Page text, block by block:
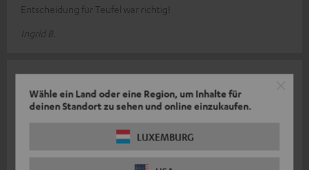
Wähle ein Land oder eine Region, um Inhalte für
deinen Standort zu sehen und online einzukaufen.
LUXEMBURG
Entscheidung für Teufel war richtig!
Ingrid B.
Kombo
Ich bin sehr zufrieden mit diesem Produkt, es hat eine gute
Leistung und einen sehr guten Klang. Die Qualität des Produkts
Komplette Bewertung lesen